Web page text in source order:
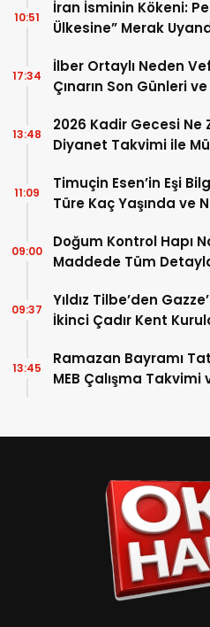
İran İsminin Kökeni:
Ülkesine” Merak
10:51
İlber Ortaylı Neden
Çınarın Son Günleri
17:34
2026 Kadir Gecesi Ne
Diyanet Takvimi ile
13:48
Timuçin Esen’in Eşi
Türe Kaç Yaşında ve
11:09
Doğum Kontrol Hapı
Maddede Tüm
09:00
Yıldız Tilbe’den
İkinci Çadır Kent
09:37
Ramazan Bayramı
MEB Çalışma
13:45